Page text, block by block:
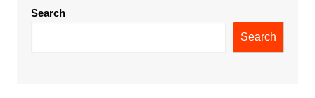
Search
Search